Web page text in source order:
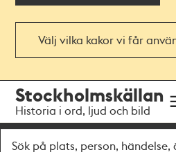
Välj vilka kakor vi får
navigationen
huvudinnehållet
Stockholmskällan
Historia i ord, ljud och bild